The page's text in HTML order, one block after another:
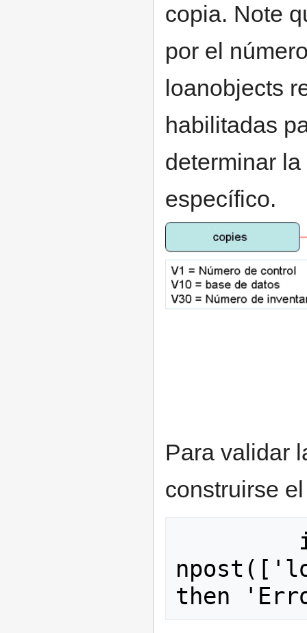
copia. Note
por el
loanobjects
habilitadas
determinar
específico.
Para validar
construirse